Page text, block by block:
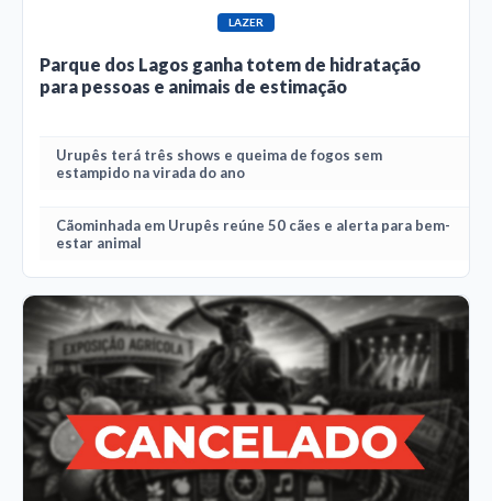
LAZER
Parque dos Lagos ganha totem de hidratação
para pessoas e animais de estimação
Urupês terá três shows e queima de fogos sem
estampido na virada do ano
Cãominhada em Urupês reúne 50 cães e alerta para bem-
estar animal